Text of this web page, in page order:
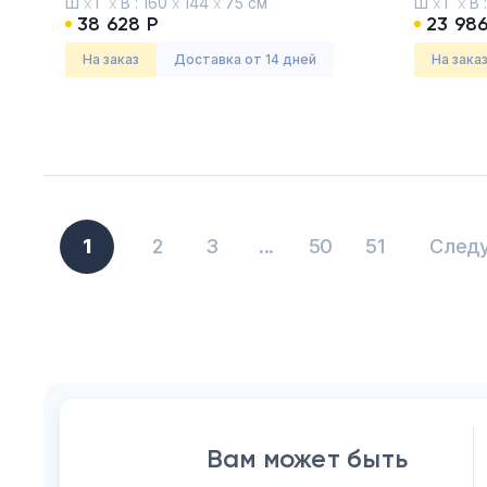
Мокко премиум
38 628 Р
На заказ Доставка от 14 дней
23
На заказ
1 2 3 ... 50 51
Вам может быть